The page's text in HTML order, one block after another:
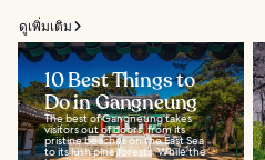
ดูเพิ่มเติม
10 Best Things to
Do in Gangneung
The best of Gangneung takes
visitors out of doors, from its
pristine beaches on the East Sea
to its lush pine forests. While the